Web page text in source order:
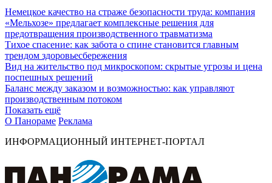
Немецкое качество на страже безопасности труда: компания
«Мельхозе» предлагает комплексные решения для
предотвращения производственного травматизма
Тихое спасение: как забота о спине становится главным
трендом здоровьесбережения
Вид на жительство под микроскопом: скрытые угрозы и цена
поспешных решений
Баланс между заказом и возможностью: как управляют
производственным потоком
Показать ещё
О Панораме Реклама
ИНФОРМАЦИОННЫЙ ИНТЕРНЕТ-ПОРТАЛ